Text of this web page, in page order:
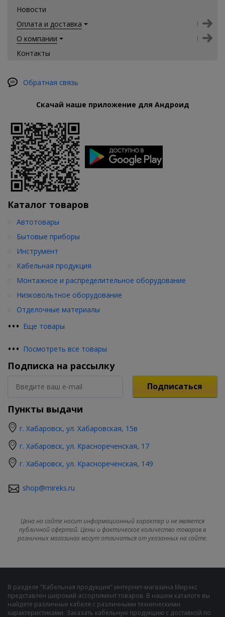
Новости
Оплата и доставка
О компании
Контакты
Обратная связь
Скачай наше приложение для Андроид
Каталог товаров
••• Еще товары
Автотовары
Бытовые приборы
Инструмент
Кабельная продукция
Монтажное и распределительное оборудование
Низковольтное оборудование
Отделочные материалы
••• Посмотреть все товары
Подписка на рассылку
Подписаться
Пункты выдачи
г. Хабаровск, ул. Хабаровская, 15в
г. Хабаровск, ул. Краснореченская, 17
г. Хабаровск, ул. Краснореченская, 149
shop@mireks.ru
Цена на сайте носит информационный характер и не является
публичной офертой. Цены и фактическое количество товаров в
розничных магазинах могут отличаться от указанных на сайте.
В разделе "Кабельная продукция" интернет-магазина Мирэкс
представлен широкий ассортимент товаров. В нашем каталоге вы
найдете различные кабеля с различными техническими
характеристиками. Заказать кабельную продукцию с доставкой по